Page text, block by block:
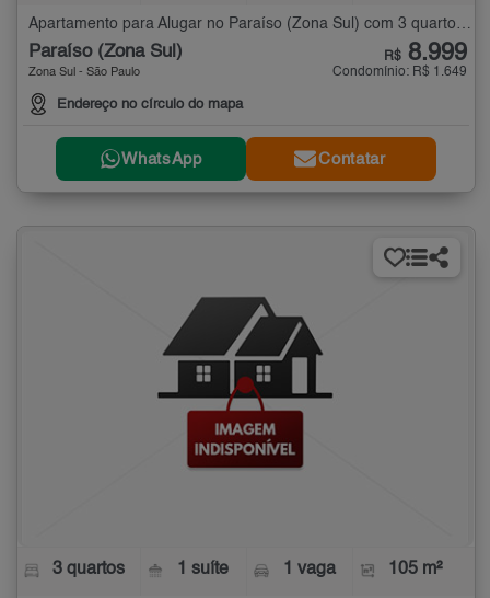
Apartamento para Alugar no Paraíso (Zona Sul) com 3 quartos - 105 m²
Paraíso (Zona Sul)
Zona Sul - São Paulo
Endereço no círculo do mapa
R$ 8.999
Condomínio: R$ 1.649
WhatsApp Contatar
3 quartos 1 suíte 1 vaga 105 m²